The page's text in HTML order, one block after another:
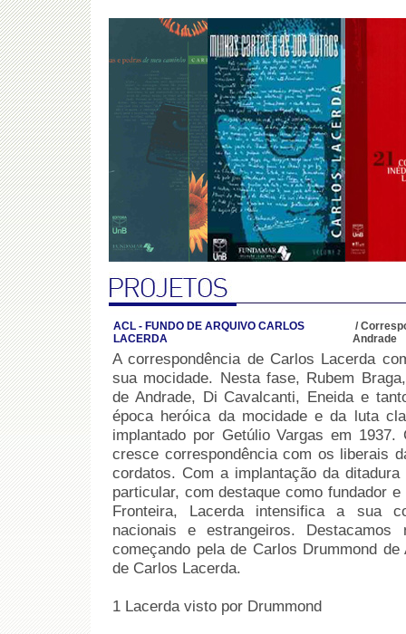
ACL - FUNDO DE ARQUIVO CARLOS
LACERDA
/
Andrade
A correspondência de Carlos Lacerda
sua mocidade. Nesta fase, Rubem
de Andrade, Di Cavalcanti, Eneida e
época heróica da mocidade e da luta
implantado por Getúlio Vargas em
cresce correspondência com os liberais
cordatos. Com a implantação da
particular, com destaque como fundador
Fronteira, Lacerda intensifica a sua
nacionais e estrangeiros.
começando pela de Carlos Drummond
de Carlos Lacerda.
1 Lacerda visto por Drummond